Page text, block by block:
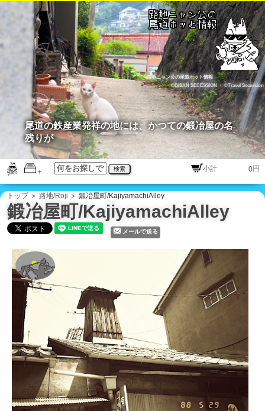
路地ニャン公の尾道ホット情報
©BISAN SECESSION
・©Travel Secession
検索 円
尾道の鉄産業発祥の地には、かつての鍛冶屋の名
残りが
トップ＞ 路地/Roji ＞ 鍛冶屋町/KajiyamachiAlley
鍛冶屋町/KajiyamachiAlley
メールで送る